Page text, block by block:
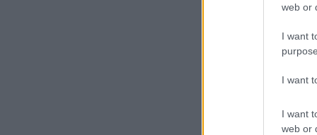
web or
I want
I want
I want
web or